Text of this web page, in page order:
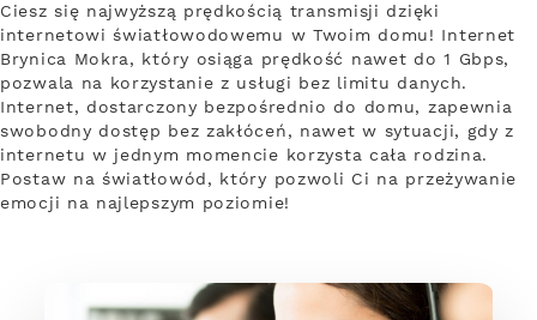
Ciesz się najwyższą prędkością transmisji dzięki
internetowi światłowodowemu w Twoim domu! Internet
Brynica Mokra, który osiąga prędkość nawet do 1 Gbps,
pozwala na korzystanie z usługi bez limitu danych.
Internet, dostarczony bezpośrednio do domu, zapewnia
swobodny dostęp bez zakłóceń, nawet w sytuacji, gdy z
internetu w jednym momencie korzysta cała rodzina.
Postaw na światłowód, który pozwoli Ci na przeżywanie
emocji na najlepszym poziomie!